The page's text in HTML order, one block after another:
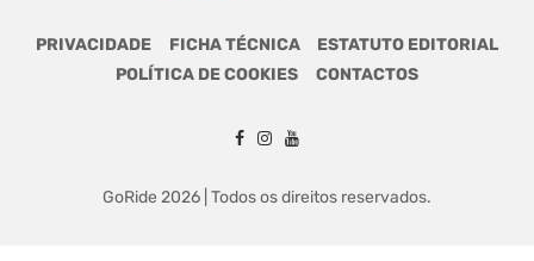
PRIVACIDADE FICHA TÉCNICA
ESTATUTO EDITORIAL
POLÍTICA DE COOKIES
CONTACTOS
GoRide 2026 | Todos os direitos reservados.